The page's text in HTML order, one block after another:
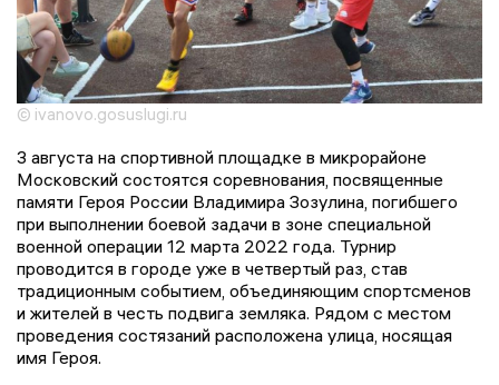
© ivanovo.gosuslugi.ru
3 августа на спортивной площадке в микрорайоне
Московский состоятся соревнования, посвященные
памяти Героя России Владимира Зозулина, погибшего
при выполнении боевой задачи в зоне специальной
военной операции 12 марта 2022 года. Турнир
проводится в городе уже в четвертый раз, став
традиционным событием, объединяющим спортсменов
и жителей в честь подвига земляка. Рядом с местом
проведения состязаний расположена улица, носящая
имя Героя.